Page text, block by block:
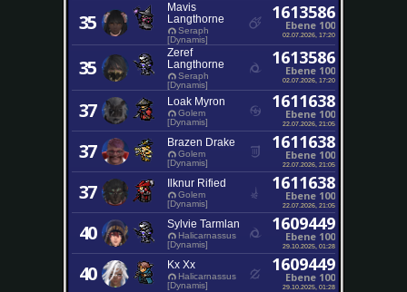
35
Mavis
Langthorne
Seraph
[Dynamis]
1613586
Ebene 100
02.07.2026, 17:20
35
Zeref
Langthorne
Seraph
[Dynamis]
1613586
Ebene 100
02.07.2026, 17:20
37 Loak Myron
Golem
[Dynamis]
1611638
Ebene 100
22.07.2026, 21:05
37 Brazen Drake
Golem
[Dynamis]
1611638
Ebene 100
22.07.2026, 21:05
37 Ilknur Rified
Golem
[Dynamis]
1611638
Ebene 100
22.07.2026, 21:05
40 Sylvie Tarmlan
Halicarnassus
[Dynamis]
1609449
Ebene 100
29.10.2025, 01:28
40 Kx Xx
Halicarnassus
[Dynamis]
1609449
Ebene 100
29.10.2025, 01:28